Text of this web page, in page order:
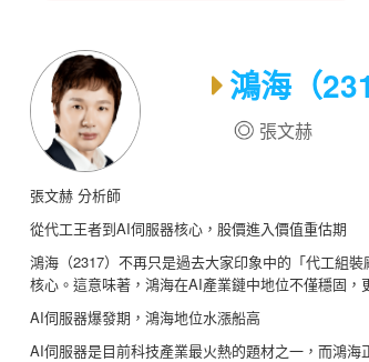
鴻海（
張文赫
張文赫 分析師
從代工王者到AI伺服器核心，股價進入價值重估期
鴻海（2317）不再只是過去大家印象中的「代工組
核心。這意味著，鴻海在AI產業鏈中地位不僅穩固，
AI伺服器爆發期，鴻海地位水漲船高
AI伺服器是目前科技產業最火熱的題材之一，而鴻